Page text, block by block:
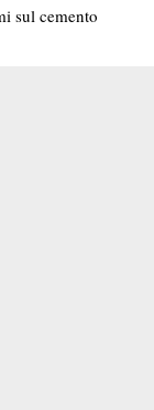
sul cemento